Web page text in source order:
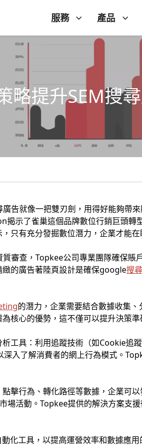
服務 產品
略提升SEM搜
廣告就像一把雙刃劍，用得好能夠帶
揭示了雀巢這個品牌數位行銷巨頭
只有充分發掘數位潛力，企業才能
審查，Topkee公司專業團隊確保
的廣告著陸頁設計是確保google搜
的潛力，企業需要結合數據收集
核心的優勢，這不僅可以提升決策
工具：利用追蹤技術（如Cookie追
入了解消費者的網上行為模式。
擊行為、轉化路徑等數據，企業可
場活動。Topkee提供的解決方案支
化工具，以提高運營效率和數據應